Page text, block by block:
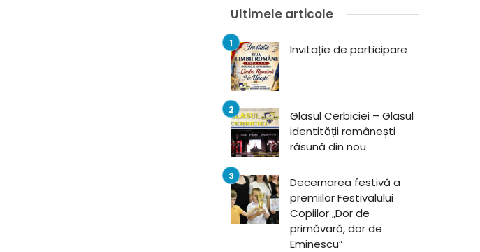
Ultimele articole
Invitație de participare
Glasul Cerbiciei – Glasul
identității românești
răsună din nou
Decernarea festivă a
premiilor Festivalului
Copiilor „Dor de
primăvară, dor de
Eminescu”